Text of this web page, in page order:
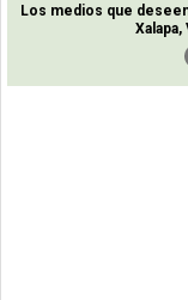
Los medios que